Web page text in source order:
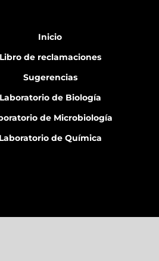
Inicio
Libro de reclamaciones
Sugerencias
Laboratorio de Biología
de Microbiología
Laboratorio de Química